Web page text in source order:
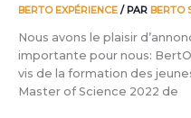
BERTO EXPÉRIENCE / PAR BERTO
Nous avons le plaisir
importante pour nous:
vis de la formation des
Master of Science 2022 de